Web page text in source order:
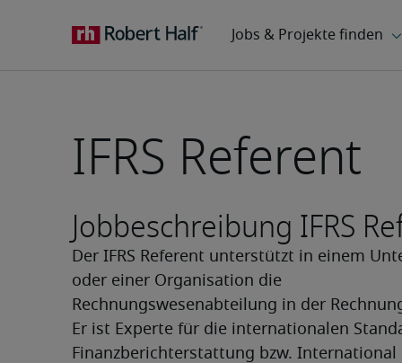
IFRS Referent
Jobbeschreibung IFRS
Der IFRS Referent unterstützt in einem
oder einer Organisation die
Rechnungswesenabteilung in der
Er ist Experte für die internationalen
Finanzberichterstattung bzw. International